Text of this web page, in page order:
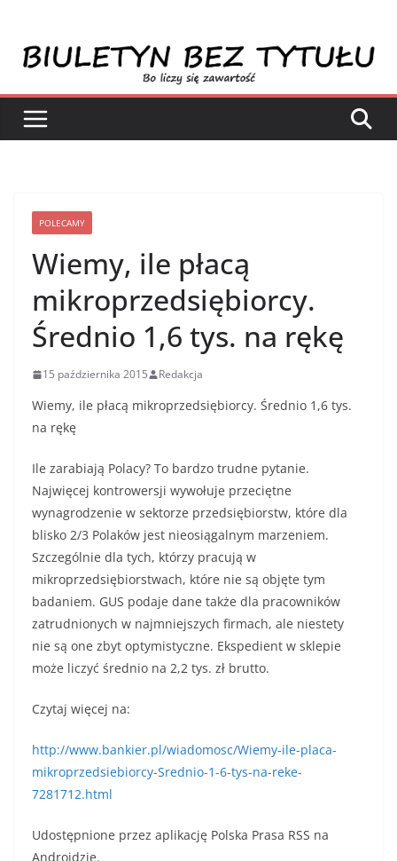
treści
POLECAMY
Wiemy, ile płacą
mikroprzedsiębiorcy.
Średnio 1,6 tys. na rękę
15 października 2015 Redakcja
Wiemy, ile płacą mikroprzedsiębiorcy. Średnio 1,6 tys.
na rękę
Ile zarabiają Polacy? To bardzo trudne pytanie.
Najwięcej kontrowersji wywołuje przeciętne
wynagrodzenie w sektorze przedsiębiorstw, które dla
blisko 2/3 Polaków jest nieosiągalnym marzeniem.
Szczególnie dla tych, którzy pracują w
mikroprzedsiębiorstwach, które nie są objęte tym
badaniem. GUS podaje dane także dla pracowników
zatrudnionych w najmniejszych firmach, ale niestety
nie są one zbyt optymistyczne. Ekspedient w sklepie
może liczyć średnio na 2,2 tys. zł brutto.
Czytaj więcej na:
http://www.bankier.pl/wiadomosc/Wiemy-ile-placa-
mikroprzedsiebiorcy-Srednio-1-6-tys-na-reke-
7281712.html
Udostępnione przez aplikację Polska Prasa RSS na
Androidzie.